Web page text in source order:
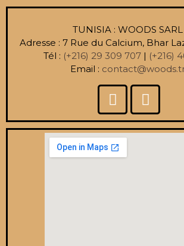
TUNISIA : WOODS SARL
Adresse : 7 Rue du Calcium, Bhar
Tél : (+216) 29 309 707 | (+216)
Email :